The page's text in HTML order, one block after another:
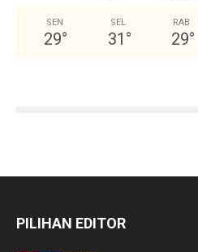
SEN
29°
SEL
31 °
RAB
29°
PILIHAN EDITOR